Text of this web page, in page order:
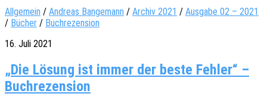
Allgemein / Andreas Bangemann / Archiv 2021 / Ausgabe 02 – 2021
/ Bücher / Buchrezension
16. Juli 2021
„Die Lösung ist immer der beste Fehler“ –
Buchrezension